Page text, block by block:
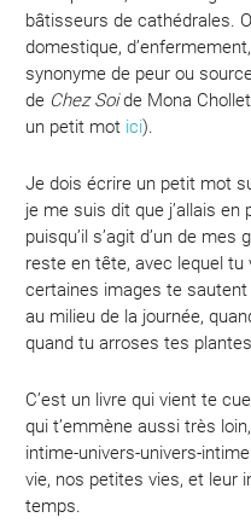
bâtisseurs de cathédrales.
domestique,
synonyme de peur ou
de Chez Soide Mona
un petit mot ici).
Je dois écrire un petit mot
je me suis dit que j’allais
puisqu’il s’agit d’un de
reste en tête, avec lequel
certaines images te
au milieu de la journée,
quand tu arroses tes
C’est un livre qui vient te
qui t’emmène aussi très
intime-univers-univers-
vie, nos petites vies, et leur
temps.